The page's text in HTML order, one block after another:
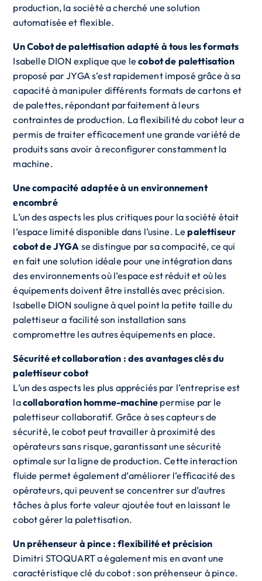
production, la société a cherché une solution
automatisée et flexible.
Un Cobot de palettisation adapté à tous les formats
Isabelle DION explique que lecobot de palettisation
proposé par JYGA s’est rapidement imposé grâce à sa
capacité à manipuler différents formats de cartons et
de palettes, répondant parfaitement à leurs
contraintes de production. La flexibilité du cobot leur a
permis de traiter efficacement une grande variété de
produits sans avoir à reconfigurer constamment la
machine.
Une compacité adaptée à un environnement
encombré
L’un des aspects les plus critiques pour la société était
l’espace limité disponible dans l’usine. Le palettiseur
cobot de JYGA se distingue par sa compacité, ce qui
en fait une solution idéale pour une intégration dans
des environnements où l’espace est réduit et où les
équipements doivent être installés avec précision.
Isabelle DION souligne à quel point la petite taille du
palettiseur a facilité son installation sans
compromettre les autres équipements en place.
Sécurité et collaboration : des avantages clés du
palettiseur cobot
L’un des aspects les plus appréciés par l’entreprise est
lacollaboration homme-machine permise par le
palettiseur collaboratif. Grâce à ses capteurs de
sécurité, le cobot peut travailler à proximité des
opérateurs sans risque, garantissant une sécurité
optimale sur la ligne de production. Cette interaction
fluide permet également d’améliorer l’efficacité des
opérateurs, qui peuvent se concentrer sur d’autres
tâches à plus forte valeur ajoutée tout en laissant le
cobot gérer la palettisation.
Un préhenseur à pince : flexibilité et précision
Dimitri STOQUART a également mis en avant une
caractéristique clé du cobot : son préhenseur à pince.